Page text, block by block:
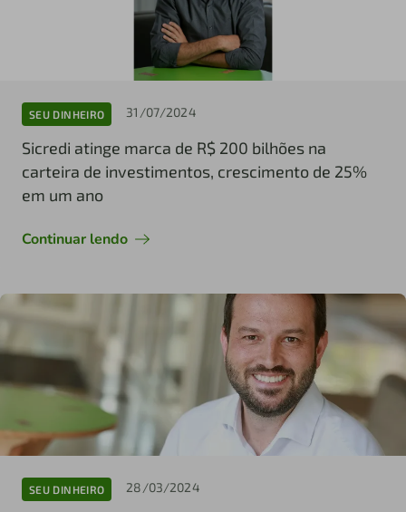
SEU DINHEIRO 31/07/2024
Sicredi atinge marca de R$ 200 bilhões na
carteira de investimentos, crescimento de 25%
em um ano
Continuar lendo
SEU DINHEIRO 28/03/2024